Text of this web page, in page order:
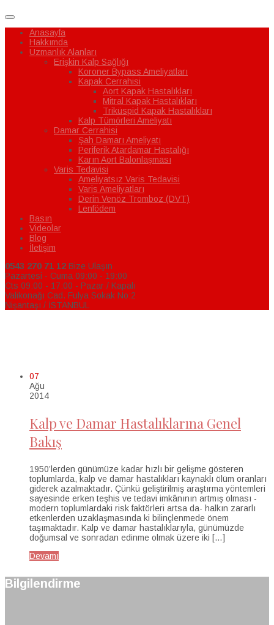
Anasayfa
Hakkımda
Uzmanlık Alanları
Erişkin Kalp Sağlığı
Koroner Bypass Ameliyatları
Kapak Cerrahisi
Aort Kapak Hastalıkları
Mitral Kapak Hastalıkları
Triküspid Kapak Hastalıkları
Kalp Tümörleri Ameliyatı
Damar Cerrahisi
Şah Damarı Ameliyatı
Periferik Atardamar Hastalığı
Karın Aort Balonlaşması
Varis Tedavisi
Ameliyatsız Varis Tedavisi
Varis Ameliyatları
Derin Venöz Tromboz (DVT)
Lenfödem
Basın
Videolar
Blog
İletişim
0543 270 71 12 Bize Ulaşın
Pazartesi - Cuma 09:00 - 19:00
Cts 09:00 - 17:00 - Pazar / Kapalı
Valikonağı Cad. Fulya Sokak No:2
Nişantaşı / İSTANBUL
07
Ağu
2014
Kalp ve Damar Hastalıklarına Genel
Bakış
1950’lerden günümüze kadar hızlı bir gelişme gösteren
toplumlarda, kalp ve damar hastalıkları kaynaklı ölüm oranları
giderek azalmaktadır. Çünkü geliştirilmiş araştırma yöntemleri
sayesinde erken teşhis ve tedavi imkânının artmış olması -
modern toplumlardaki risk faktörleri artsa da- halkın zararlı
etkenlerden uzaklaşmasında ki bilinçlenmede önem
taşımaktadır. Kalp ve damar hastalıklarıyla, günümüzde
doğumsal ve sonradan edinme olmak üzere iki […]
Devamı
Bilgilendirme